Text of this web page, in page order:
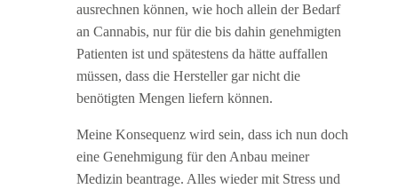
ausrechnen können, wie hoch allein der Bedarf
an Cannabis, nur für die bis dahin genehmigten
Patienten ist und spätestens da hätte auffallen
müssen, dass die Hersteller gar nicht die
benötigten Mengen liefern können.
Meine Konsequenz wird sein, dass ich nun doch
eine Genehmigung für den Anbau meiner
Medizin beantrage. Alles wieder mit Stress und